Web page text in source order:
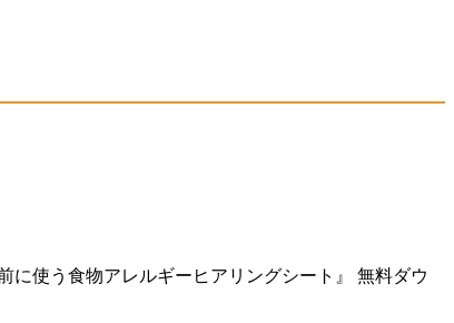
に使う食物アレルギーヒアリングシート』 無料ダウ